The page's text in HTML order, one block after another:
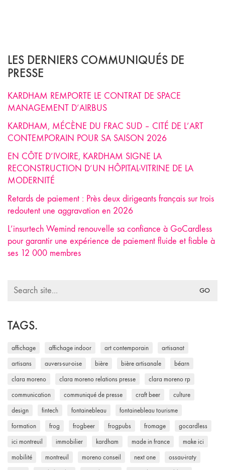
LES DERNIERS COMMUNIQUÉS DE
PRESSE
KARDHAM REMPORTE LE CONTRAT DE SPACE
MANAGEMENT D’AIRBUS
KARDHAM, MÉCÈNE DU FRAC SUD – CITÉ DE L’ART
CONTEMPORAIN POUR SA SAISON 2026
EN CÔTE D’IVOIRE, KARDHAM SIGNE LA
RECONSTRUCTION D’UN HÔPITAL-VITRINE DE LA
MODERNITÉ
Retards de paiement : Près deux dirigeants français sur trois
redoutent une aggravation en 2026
L’insurtech Wemind renouvelle sa confiance à GoCardless
pour garantir une expérience de paiement fluide et fiable à
ses 12 000 membres
Search
TAGS.
affichage affichage indoor art contemporain artisanat
artisans auvers-sur-oise bière bière artisanale béarn
clara moreno clara moreno relations presse clara moreno rp
communication communiqué de presse craft beer culture
design fintech fontainebleau fontainebleau tourisme
formation frog frogbeer frogpubs fromage gocardless
ici montreuil immobilier kardham made in france make ici
mobilité montreuil moreno conseil next one ossau-iraty